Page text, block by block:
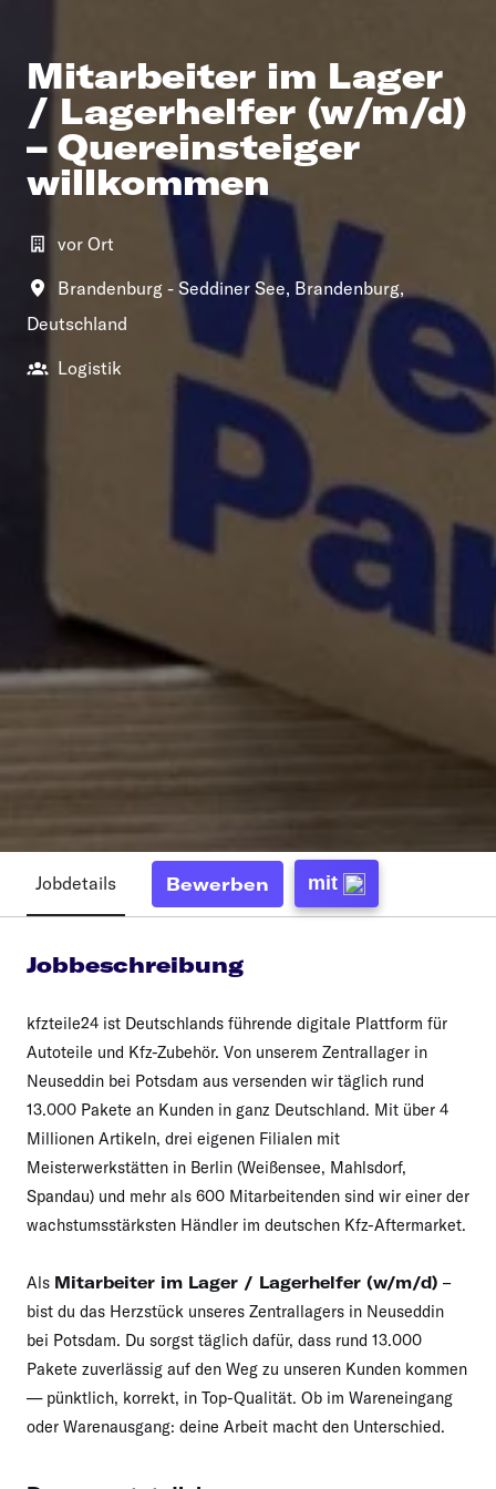
Mitarbeiter im Lager
/ Lagerhelfer (w/m/d)
– Quereinsteiger
willkommen
vor Ort
Brandenburg - Seddiner See, Brandenburg,
Deutschland
Logistik
Jobdetails Bewerben mit
Jobbeschreibung
kfzteile24 ist Deutschlands führende digitale Plattform für
Autoteile und Kfz-Zubehör. Von unserem Zentrallager in
Neuseddin bei Potsdam aus versenden wir täglich rund
13.000 Pakete an Kunden in ganz Deutschland. Mit über 4
Millionen Artikeln, drei eigenen Filialen mit
Meisterwerkstätten in Berlin (Weißensee, Mahlsdorf,
Spandau) und mehr als 600 Mitarbeitenden sind wir einer der
wachstumsstärksten Händler im deutschen Kfz-Aftermarket.
Als Mitarbeiter im Lager / Lagerhelfer (w/m/d) –
bist du das Herzstück unseres Zentrallagers in Neuseddin
bei Potsdam. Du sorgst täglich dafür, dass rund 13.000
Pakete zuverlässig auf den Weg zu unseren Kunden kommen
— pünktlich, korrekt, in Top-Qualität. Ob im Wareneingang
oder Warenausgang: deine Arbeit macht den Unterschied.